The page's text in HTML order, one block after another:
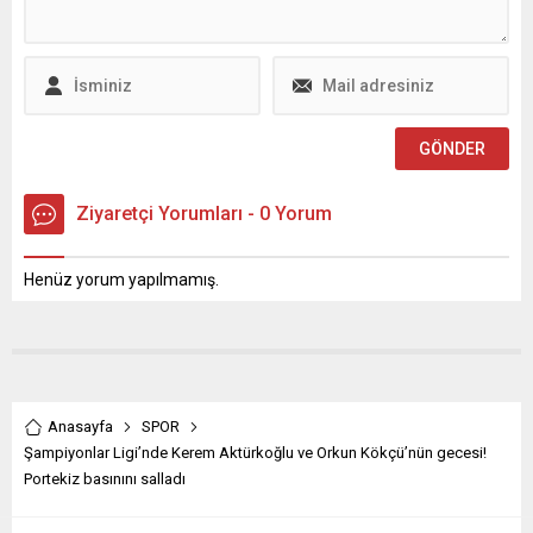
gerçekleştirdik. Bu...
Ziyaretçi Yorumları - 0 Yorum
Henüz yorum yapılmamış.
Anasayfa
SPOR
Şampiyonlar Ligi’nde Kerem Aktürkoğlu ve Orkun Kökçü’nün gecesi!
Portekiz basınını salladı